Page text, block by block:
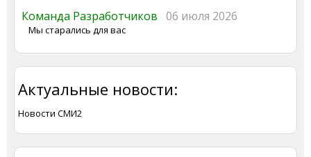
Команда Разработчиков 06 июля 2026
Мы старались для вас
Актуальные новости:
Новости СМИ2